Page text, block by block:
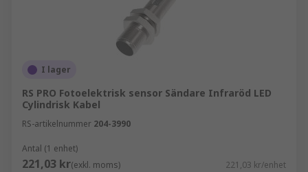
I lager
RS PRO Fotoelektrisk sensor Sändare Infraröd LED
Cylindrisk Kabel
RS-artikelnummer 204-3990
Antal (1 enhet)
221,03 kr(exkl. moms) 221,03 kr/enhet